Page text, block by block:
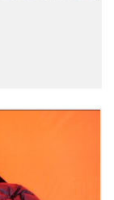
teste une
marque
place. Et on a